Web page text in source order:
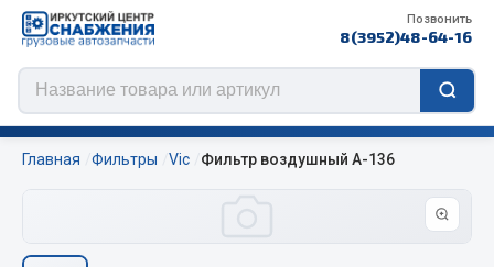
Позвонить
8(3952)48-64-16
Главная Фильтры Vic Фильтр воздушный А-136